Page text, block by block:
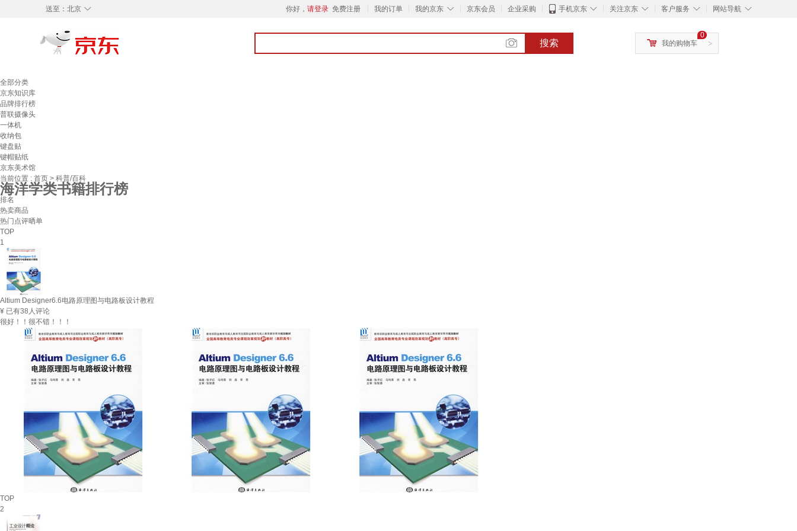
◇
送至： 北京 你好， 请登录 免费注册 我的订单 ◇
我的京东 京东会员 企业采购 ◇
手机京东 ◇
关注京东 ◇
客户服务 ◇
网站导航
搜索 >
0
我的购物车
全部分类
京东知识库
品牌排行榜
普联摄像头
一体机
收纳包
键盘贴
键帽贴纸
京东美术馆
当前位置 : 首页 > 科普/百科
海洋学类书籍排行榜
排名
热卖商品
热门点评晒单
TOP
1
Altium Designer6.6电路原理图与电路板设计教程
¥ 已有38人评论
很好！！很不错！！！
TOP
2